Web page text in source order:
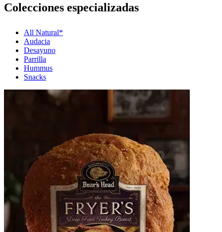
Colecciones especializadas
All Natural*
Audacia
Desayuno
Parrilla
Hummus
Snacks